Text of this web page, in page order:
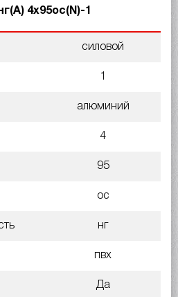
4х95ос(N)-1
силовой
1
алюминий
4
95
ос
нг
пвх
Да